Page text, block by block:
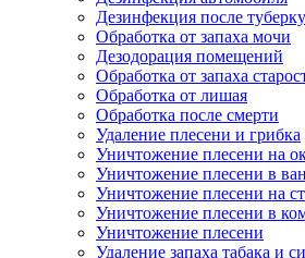
Дезинфекция после
Обработка от запаха мочи
Дезодорация помещений
Обработка от запаха
Обработка от лишая
Обработка после смерти
Удаление плесени и грибка
Уничтожение плесени на
Уничтожение плесени в
Уничтожение плесени на
Уничтожение плесени в
Уничтожение плесени
Удаление запаха табака и